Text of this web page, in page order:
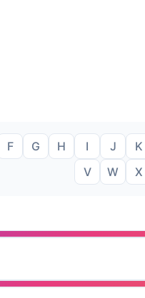
F G H I J K
V
W X